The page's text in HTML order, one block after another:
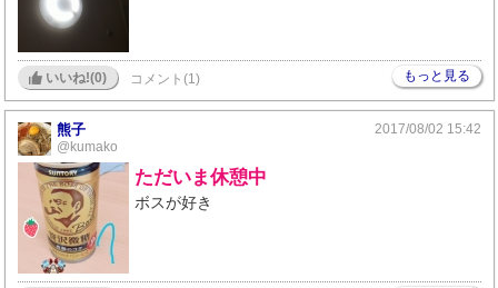
いいね!(0) コメント(1) もっと見る
2017/08/02 15:42
熊子
@kumako
ただいま休憩中
ボスが好き